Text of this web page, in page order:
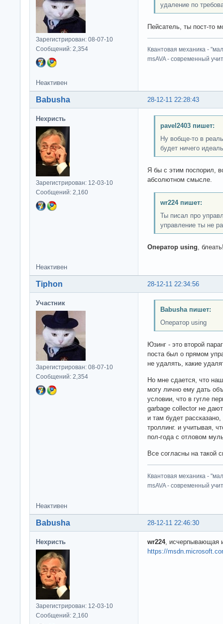
Зарегистрирован: 08-07-10
Сообщений: 2,354
удаление по
Пейсатель, ты пост-то
Квантовая механика -
msAVA - современный
Неактивен
28-12-11 22:28:43
Babusha
Нехристь
Зарегистрирован: 12-03-10
Сообщений: 2,160
pavel2403 пишет:
Ну вобще-то в
будет ничего
Я бы с этим поспорил,
абсолютном смысле.
wr224 пишет:
Ты писал про
управление ты не
Оператор using ,
Неактивен
28-12-11 22:34:56
Tiphon
Участник
Зарегистрирован: 08-07-10
Сообщений: 2,354
Babusha пишет:
Оператор using
Юзинг - это второй
поста был о прямом
не удалять, какие
Но мне сдается, что
могу лично ему дать
условии, что в гугле
garbage collector не
и там будет
троллинг. и учитывая,
пол-года с отловом
Все согласны на такой
Квантовая механика -
msAVA - современный
Неактивен
28-12-11 22:46:30
Babusha
Нехристь
Зарегистрирован: 12-03-10
Сообщений: 2,160
wr224, исчерпывающая
https://